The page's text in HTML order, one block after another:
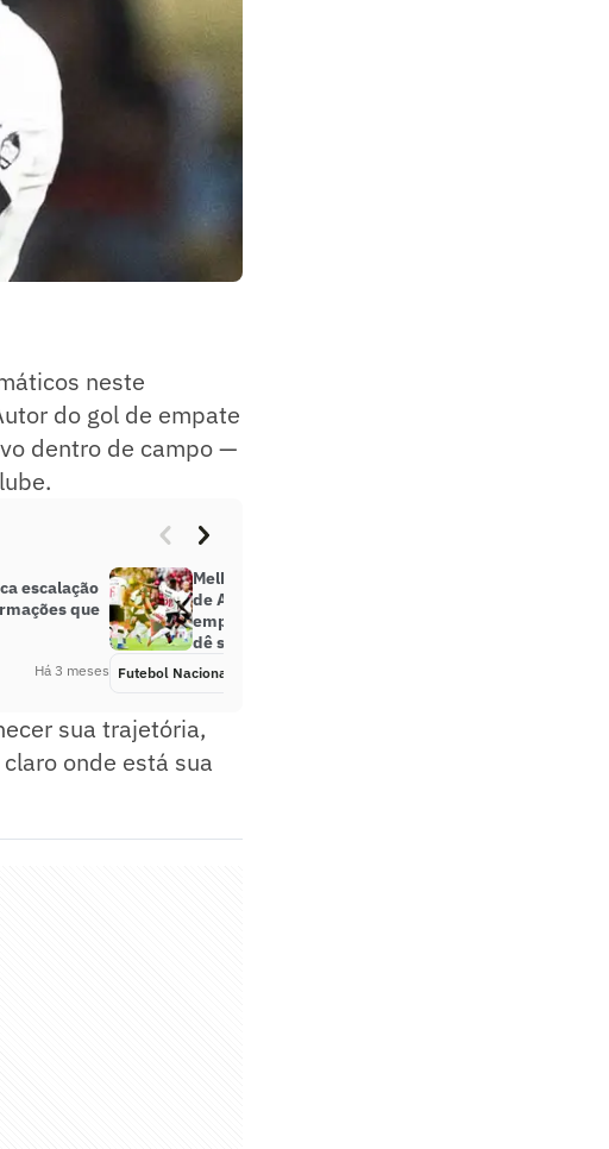
neste
do gol de empate
dentro de campo —
escalação
que
Há 3 meses
Melhores momentos: sob o olhar
de Ancelotti, Vasco arranca
empate heroico com o Flamengo;
dê suas notas
Futebol Nacional
sua trajetória,
onde está sua